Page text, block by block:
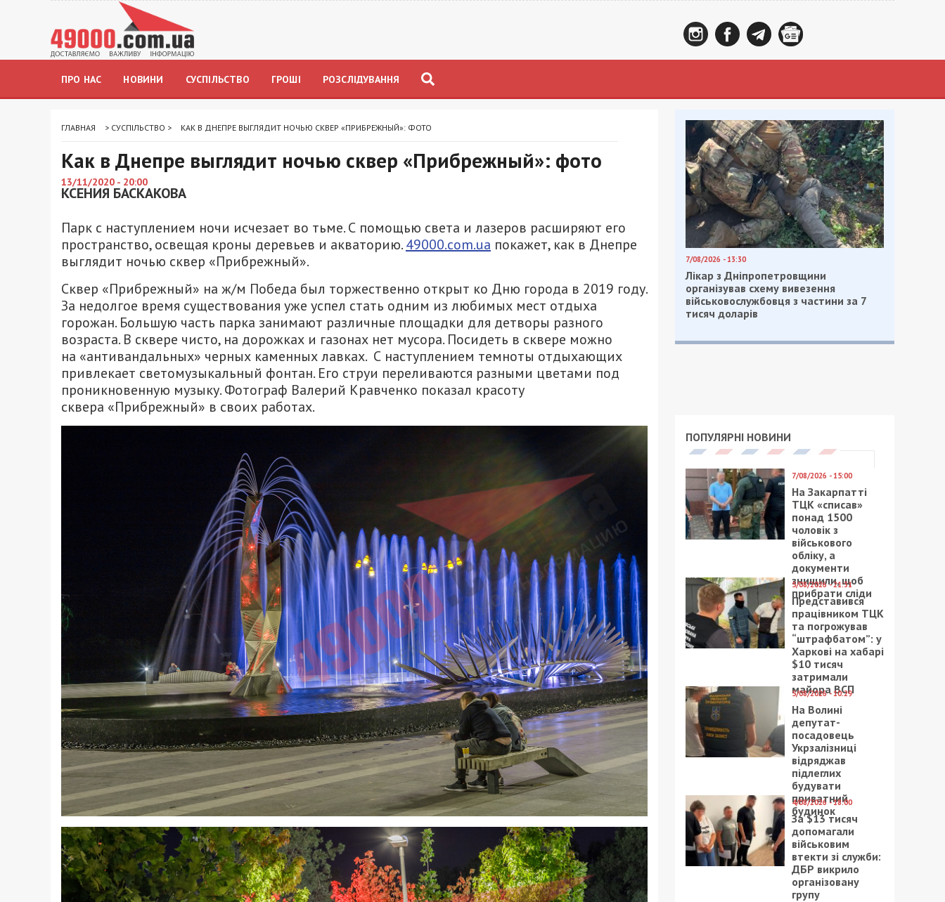
ПРО НАС НОВИНИ СУСПІЛЬСТВО ГРОШІ РОЗСЛІДУВАННЯ
ГЛАВНАЯ > СУСПІЛЬСТВО > КАК В ДНЕПРЕ ВЫГЛЯДИТ НОЧЬЮ СКВЕР «ПРИБРЕЖНЫЙ»: ФОТО
Как в Днепре выглядит ночью сквер «Прибрежный»: фото
13/11/2020 - 20:00
КСЕНИЯ БАСКАКОВА
Парк с наступлением ночи исчезает во тьме. С помощью света и лазеров расширяют его
пространство, освещая кроны деревьев и акваторию.49000.com.ua покажет, как в Днепре
выглядит ночью сквер «Прибрежный».
Сквер «Прибрежный» на ж/м Победа был торжественно открыт ко Дню города в 2019 году.
За недолгое время существования уже успел стать одним из любимых мест отдыха
горожан. Большую часть парка занимают различные площадки для детворы разного
возраста. В сквере чисто, на дорожках и газонах нет мусора. Посидеть в сквере можно
на «антивандальных» черных каменных лавках. С наступлением темноты отдыхающих
привлекает светомузыкальный фонтан. Его струи переливаются разными цветами под
проникновенную музыку. Фотограф Валерий Кравченко показал красоту
сквера «Прибрежный» в своих работах.
7/08/2026 - 13:30
Лікар з Дніпропетровщини
організував схему вивезення
військовослужбовця з частини за 7
тисяч доларів
ПОПУЛЯРНІ НОВИНИ
7/08/2026 - 15:00
На Закарпатті
ТЦК «списав»
понад 1500
чоловік з
військового
обліку, а
документи
знищили, щоб
прибрати сліди
5/08/2026 - 21:31
Представився
працівником ТЦК
та погрожував
“штрафбатом”: у
Харкові на хабарі
$10 тисяч
затримали
майора ВСП
5/08/2026 - 10:29
На Волині
депутат-
посадовець
Укрзалізниці
відряджав
підлеглих
будувати
приватний
будинок
4/08/2026 - 18:00
За $13 тисяч
допомагали
військовим
втекти зі служби:
ДБР викрило
організовану
групу